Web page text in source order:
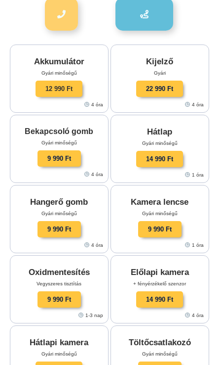
Akkumulátor
Gyári minőségű
12 990 Ft
4 óra
Kijelző
Gyári
22 990 Ft
4 óra
Bekapcsoló gomb
Gyári minőségű
9 990 Ft
4 óra
Hátlap
Gyári minőségű
14 990 Ft
1 óra
Hangerő gomb
Gyári minőségű
9 990 Ft
4 óra
Kamera lencse
Gyári minőségű
9 990 Ft
1 óra
Oxidmentesítés
Vegyszeres tisztítás
9 990 Ft
1-3 nap
Előlapi kamera
+ fényérzékelő szenzor
14 990 Ft
4 óra
Hátlapi kamera
Gyári minőségű
Töltőcsatlakozó
Gyári minőségű